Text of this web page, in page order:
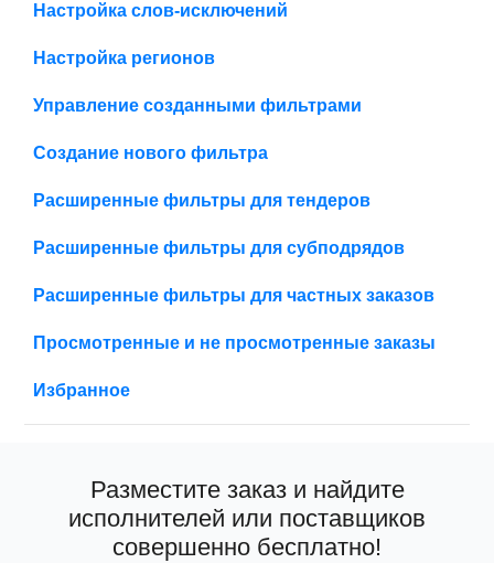
Настройка слов-исключений
Настройка регионов
Управление созданными фильтрами
Создание нового фильтра
Расширенные фильтры для тендеров
Расширенные фильтры для субподрядов
Расширенные фильтры для частных заказов
Просмотренные и не просмотренные заказы
Избранное
Разместите заказ и найдите
исполнителей или поставщиков
совершенно бесплатно!